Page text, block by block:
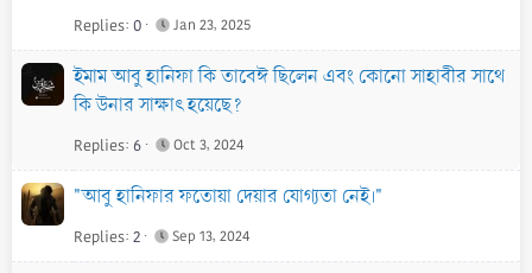
Replies 0 Jan 23, 2025
ইমাম আবু হানিফা কি তাবেঈ ছিলেন এবং কোনো সাহাবীর সাথে
কি উনার সাক্ষাৎ হয়েছে?
Replies 6 Oct 3, 2024
"আবু হানিফার ফতোয়া দেয়ার যোগ্যতা নেই।"
Replies 2 Sep 13, 2024